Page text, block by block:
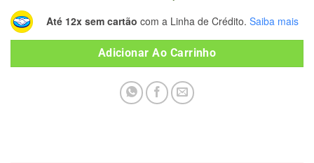
Até 12x sem cartão com a Linha de Crédito. Saiba mais
Adicionar Ao Carrinho